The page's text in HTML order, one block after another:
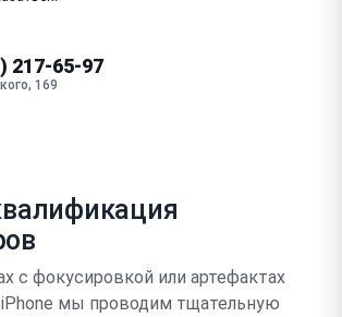
217-65-97
169
с фокусировкой или артефактах
мы проводим тщательную